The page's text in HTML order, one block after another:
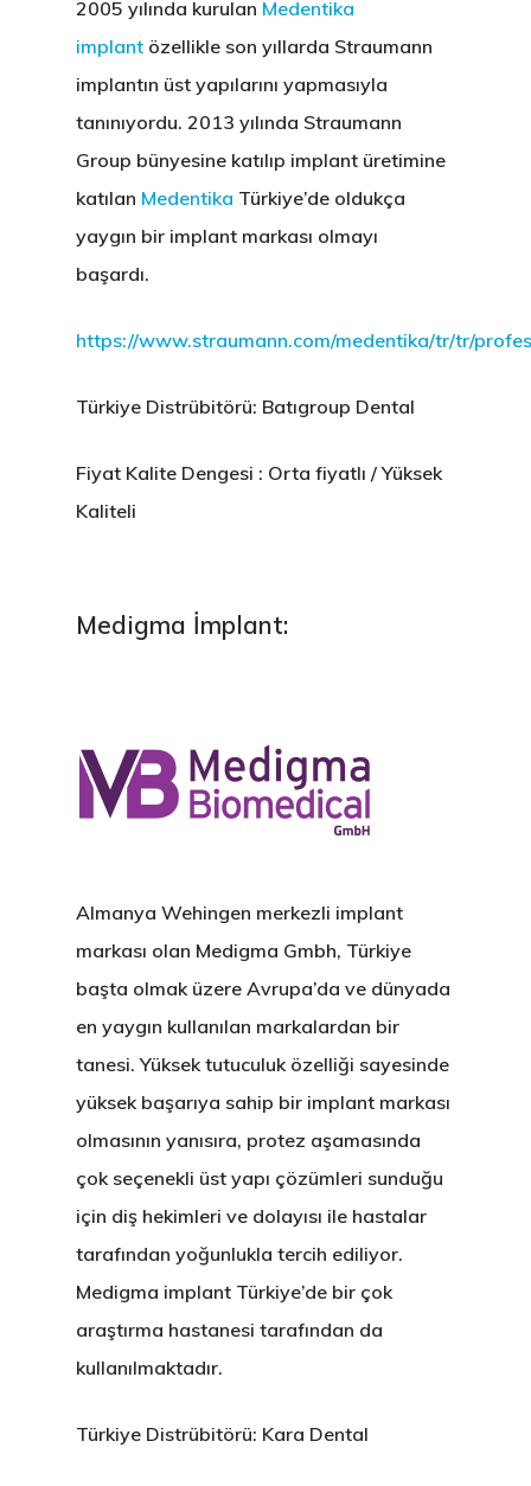
2005 yılında kurulan Medentika
implant özellikle son yıllarda Straumann
implantın üst yapılarını yapmasıyla
tanınıyordu. 2013 yılında Straumann
Group bünyesine katılıp implant üretimine
katılan Medentika Türkiye’de oldukça
yaygın bir implant markası olmayı
başardı.
https://www.straumann.com/medentika/tr/tr/
Türkiye Distrübitörü: Batıgroup Dental
Fiyat Kalite Dengesi : Orta fiyatlı / Yüksek
Kaliteli
Medigma İmplant:
Almanya Wehingen merkezli implant
markası olan Medigma Gmbh, Türkiye
başta olmak üzere Avrupa’da ve dünyada
en yaygın kullanılan markalardan bir
tanesi. Yüksek tutuculuk özelliği sayesinde
yüksek başarıya sahip bir implant markası
olmasının yanısıra, protez aşamasında
çok seçenekli üst yapı çözümleri sunduğu
için diş hekimleri ve dolayısı ile hastalar
tarafından yoğunlukla tercih ediliyor.
Medigma implant Türkiye’de bir çok
araştırma hastanesi tarafından da
kullanılmaktadır.
Türkiye Distrübitörü: Kara Dental